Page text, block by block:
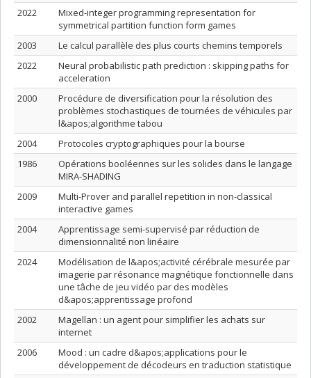
2022
Mixed-integer programming representation for
symmetrical partition function form games
2003
Le calcul parallèle des plus courts chemins temporels
2022
Neural probabilistic path prediction : skipping paths for
acceleration
2000
Procédure de diversification pour la résolution des
problèmes stochastiques de tournées de véhicules par
l&apos;algorithme tabou
2004
Protocoles cryptographiques pour la bourse
1986
Opérations booléennes sur les solides dans le langage
MIRA-SHADING
2009
Multi-Prover and parallel repetition in non-classical
interactive games
2004
Apprentissage semi-supervisé par réduction de
dimensionnalité non linéaire
2024
Modélisation de l&apos;activité cérébrale mesurée par
imagerie par résonance magnétique fonctionnelle dans
une tâche de jeu vidéo par des modèles
d&apos;apprentissage profond
2002
Magellan : un agent pour simplifier les achats sur
internet
2006
Mood : un cadre d&apos;applications pour le
développement de décodeurs en traduction statistique